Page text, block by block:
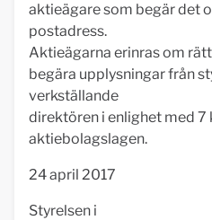
aktieägare som begär det
postadress.
Aktieägarna erinras om
begära upplysningar från
verkställande
direktören i enlighet med 7
aktiebolagslagen.
24 april 2017
Styrelsen i